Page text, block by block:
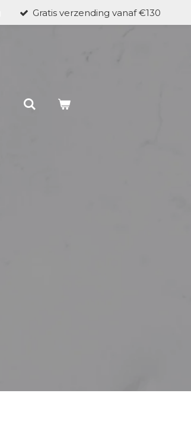
Gratis verzending vanaf €130